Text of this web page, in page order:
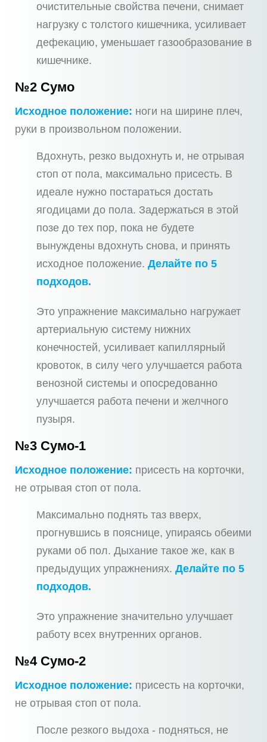
очистительные свойства печени, снимает
нагрузку с толстого кишечника, усиливает
дефекацию, уменьшает газообразование в
кишечнике.
№2 Сумо
Исходное положение: ноги на ширине плеч,
руки в произвольном положении.
Вдохнуть, резко выдохнуть и, не отрывая
стоп от пола, максимально присесть. В
идеале нужно постараться достать
ягодицами до пола. Задержаться в этой
позе до тех пор, пока не будете
вынуждены вдохнуть снова, и принять
исходное положение. Делайте по 5
подходов.
Это упражнение максимально нагружает
артериальную систему нижних
конечностей, усиливает капиллярный
кровоток, в силу чего улучшается работа
венозной системы и опосредованно
улучшается работа печени и желчного
пузыря.
№3 Сумо-1
Исходное положение: присесть на корточки,
не отрывая стоп от пола.
Максимально поднять таз вверх,
прогнувшись в пояснице, упираясь обеими
руками об пол. Дыхание такое же, как в
предыдущих упражнениях. Делайте по 5
подходов.
Это упражнение значительно улучшает
работу всех внутренних органов.
№4 Сумо-2
Исходное положение: присесть на корточки,
не отрывая стоп от пола.
После резкого выдоха - подняться, не